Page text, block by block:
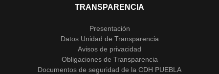
TRANSPARENCIA
Presentación
Datos Unidad de Transparencia
Avisos de privacidad
Obligaciones de Transparencia
Documentos de seguridad de la CDH PUEBLA